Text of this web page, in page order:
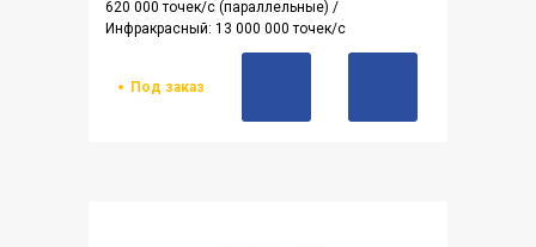
620 000 точек/с (параллельные) /
Инфракрасный: 13 000 000 точек/с
Под заказ